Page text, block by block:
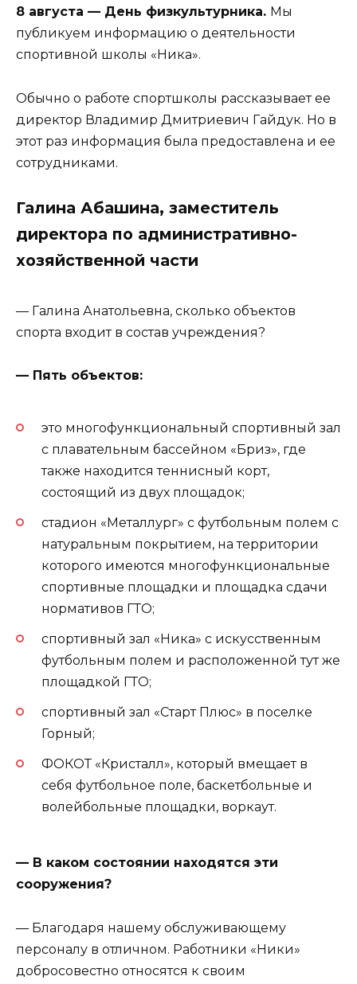
8 августа — День физкультурника. Мы
публикуем информацию о деятельности
спортивной школы «Ника».
Обычно о работе спортшколы рассказывает ее
директор Владимир Дмитриевич Гайдук. Но в
этот раз информация была предоставлена и ее
сотрудниками.
Галина Абашина, заместитель
директора по административно-
хозяйственной части
— Галина Анатольевна, сколько объектов
спорта входит в состав учреждения?
— Пять объектов:
это многофункциональный спортивный зал
с плавательным бассейном «Бриз», где
также находится теннисный корт,
состоящий из двух площадок;
стадион «Металлург» с футбольным полем с
натуральным покрытием, на территории
которого имеются многофункциональные
спортивные площадки и площадка сдачи
нормативов ГТО;
спортивный зал «Ника» с искусственным
футбольным полем и расположенной тут же
площадкой ГТО;
спортивный зал «Старт Плюс» в поселке
Горный;
ФОКОТ «Кристалл», который вмещает в
себя футбольное поле, баскетбольные и
волейбольные площадки, воркаут.
— В каком состоянии находятся эти
сооружения?
— Благодаря нашему обслуживающему
персоналу в отличном. Работники «Ники»
добросовестно относятся к своим